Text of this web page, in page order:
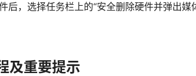
后，选择任务栏上的“安全删除硬件并弹出媒
及重要提示